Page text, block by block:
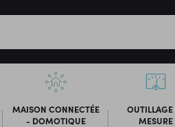
MAISON CONNECTÉE
- DOMOTIQUE
OUTILLAGE
MESURE